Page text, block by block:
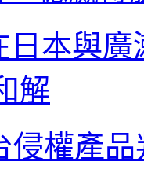
本與
解
侵權產